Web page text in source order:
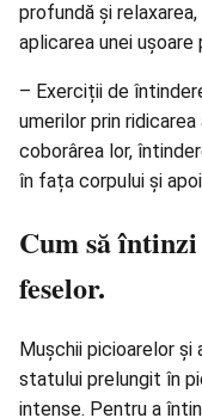
profundă și
aplicarea unei ușoare
– Exerciții de
umerilor prin
coborârea lor,
în fața corpului și
Cum să
feselor.
Mușchii picioarelor
statului prelungit în
intense. Pentru a